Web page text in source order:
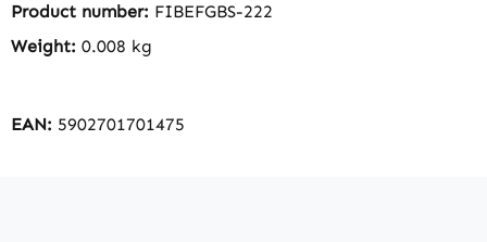
Product number: FIBEFGBS-222
Weight: 0.008 kg
EAN: 5902701701475